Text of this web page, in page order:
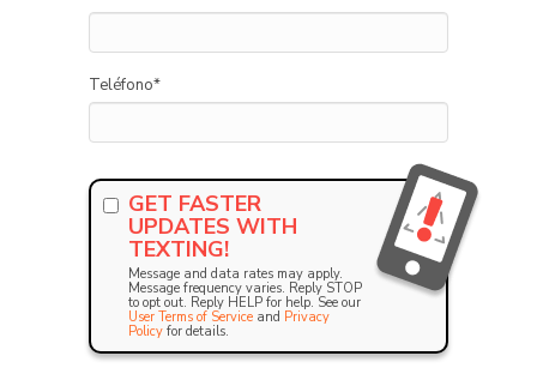
Teléfono*
GET FASTER
UPDATES WITH
TEXTING!
Message and data rates may apply.
Message frequency varies. Reply STOP
to opt out. Reply HELP for help. See our
User Terms of Service and Privacy
Policy for details.